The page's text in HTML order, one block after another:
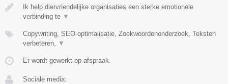
Ik help diervriendelijke organisaties een sterke emotionele
verbinding te ▼
Copywriting, SEO-optimalisatie, Zoekwoordenonderzoek, Teksten
verbeteren, ▼
Er wordt gewerkt op afspraak.
Sociale media: